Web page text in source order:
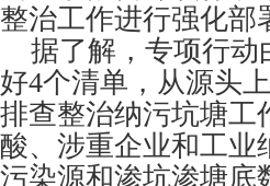
整治工作进行强化部
据了解，专项行动
好4个清单，从源头
排查整治纳污坑塘工
酸、涉重企业和工业
污染源和渗坑渗塘底